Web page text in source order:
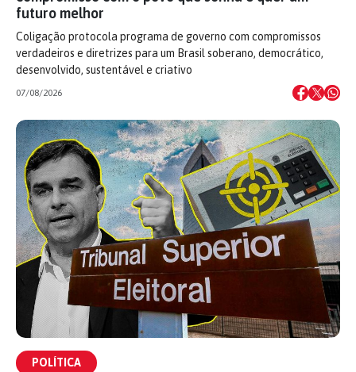
futuro melhor
Coligação protocola programa de governo com compromissos
verdadeiros e diretrizes para um Brasil soberano, democrático,
desenvolvido, sustentável e criativo
07/08/2026
POLÍTICA